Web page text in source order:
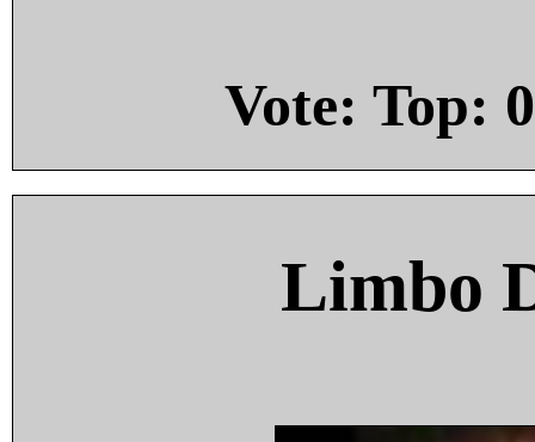
Vote: Top: 0
Limbo